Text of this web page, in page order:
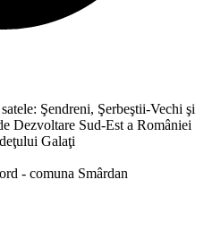
Şendreni, Şerbeştii-Vechi şi
Dezvoltare Sud-Est a României
Galaţi
- comuna Smârdan